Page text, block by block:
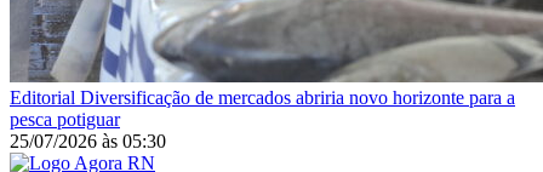
Editorial Diversificação de mercados abriria novo horizonte para a
pesca potiguar
25/07/2026 às 05:30